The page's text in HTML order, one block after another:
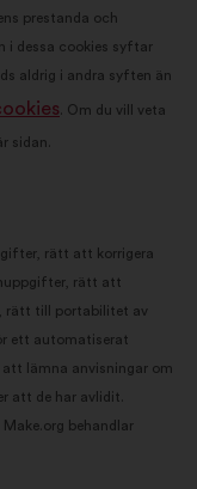
prestanda och
i dessa cookies syftar
aldrig i andra syften än
. Om du vill veta
sidan.
rätt att korrigera
rätt att
rätt till portabilitet av
ett automatiserat
lämna anvisningar om
att de har avlidit.
behandlar